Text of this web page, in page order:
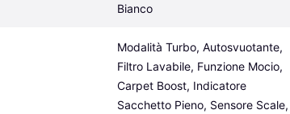
Bianco
Modalità Turbo, Autosvuotante,
Filtro Lavabile, Funzione Mocio,
Carpet Boost, Indicatore
Sacchetto Pieno, Sensore Scale,